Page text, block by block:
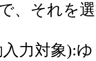
を選択
象):ゆう